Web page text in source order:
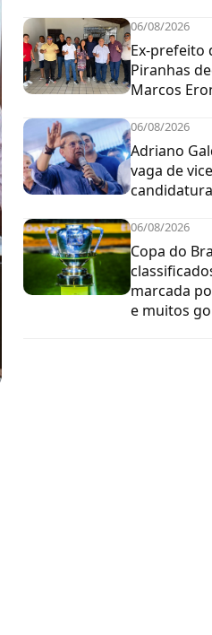
06/08/2026
Ex-prefeito
Piranhas
Marcos
06/08/2026
Adriano
vaga de
06/08/2026
Copa do
marcada
e muitos